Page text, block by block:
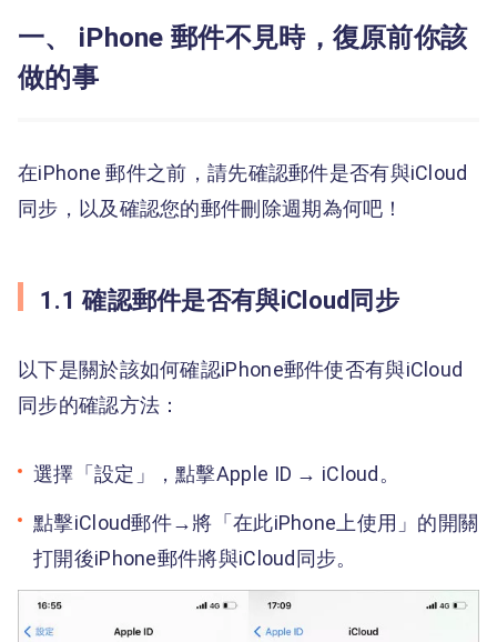
一、 iPhone 郵件不見時，復原前你該
做的事
在iPhone 郵件之前，請先確認郵件是否有與iCloud
同步，以及確認您的郵件刪除週期為何吧！
1.1 確認郵件是否有與iCloud同步
以下是關於該如何確認iPhone郵件使否有與iCloud
同步的確認方法：
選擇「設定」，點擊Apple ID → iCloud。
點擊iCloud郵件→將「在此iPhone上使用」的開關
打開後iPhone郵件將與iCloud同步。